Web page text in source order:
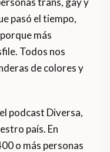
pasó el tiempo,
más
Todos nos
de colores y
podcast Diversa,
país. En
o más personas